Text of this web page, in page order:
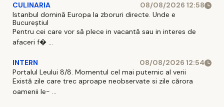
CULINARIA
08/08/2026 12:58
Istanbul domină Europa la zboruri directe. Unde e
Bucureștiul
Pentru cei care vor să plece in vacantă sau in interes de
afaceri f� ...
INTERN
08/08/2026 12:54
Portalul Leului 8/8. Momentul cel mai puternic al verii
Există zile care trec aproape neobservate si zile cărora
oamenii le- ...